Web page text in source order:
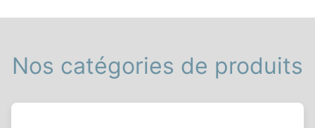
Nos catégories de produits